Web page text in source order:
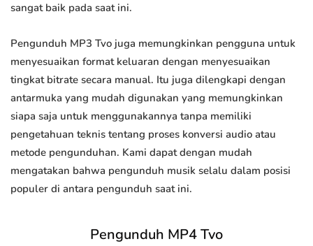
sangat baik pada saat ini.
Pengunduh MP3 Tvo juga memungkinkan pengguna untuk
menyesuaikan format keluaran dengan menyesuaikan
tingkat bitrate secara manual. Itu juga dilengkapi dengan
antarmuka yang mudah digunakan yang memungkinkan
siapa saja untuk menggunakannya tanpa memiliki
pengetahuan teknis tentang proses konversi audio atau
metode pengunduhan. Kami dapat dengan mudah
mengatakan bahwa pengunduh musik selalu dalam posisi
populer di antara pengunduh saat ini.
Pengunduh MP4 Tvo